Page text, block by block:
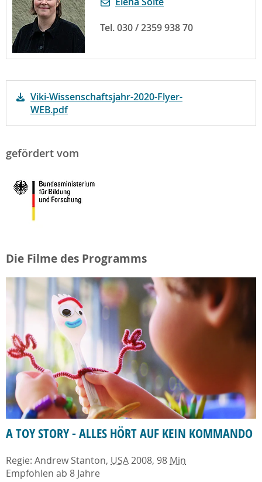
Tel. 030 / 2359 938 70
Viki-Wissenschaftsjahr-2020-Flyer-
WEB.pdf
gefördert vom
Die Filme des Programms
A TOY STORY - ALLES HÖRT AUF KEIN KOMMANDO
Regie: Andrew Stanton, USA2008, 98 Min
Empfohlen ab 8 Jahre